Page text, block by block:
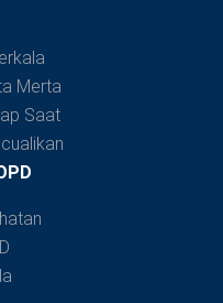
Merta
Saat